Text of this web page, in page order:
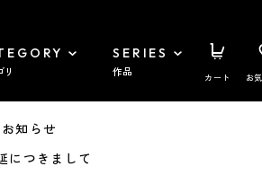
SERIES
作品 カート お
知らせ
つきまして